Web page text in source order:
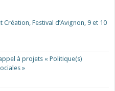
Création, Festival d’Avignon, 9 et 10
à projets « Politique(s)
»